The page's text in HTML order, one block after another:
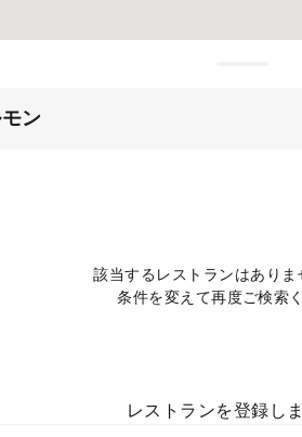
ン
該当するレストランはありま
条件を変えて再度ご検索
レストランを登録し